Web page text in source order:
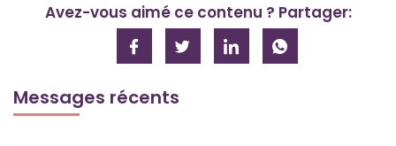
Avez-vous aimé ce contenu ? Partager:
Messages récents